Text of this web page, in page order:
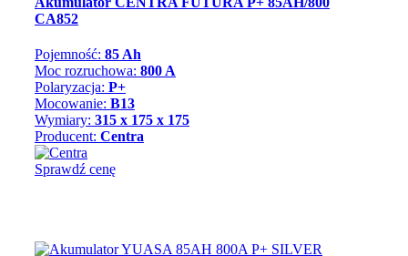
CA852
Pojemność: 85 Ah
Moc rozruchowa: 800 A
Polaryzacja: P+
Mocowanie: B13
Wymiary: 315 x 175 x 175
Producent: Centra
Sprawdź cenę